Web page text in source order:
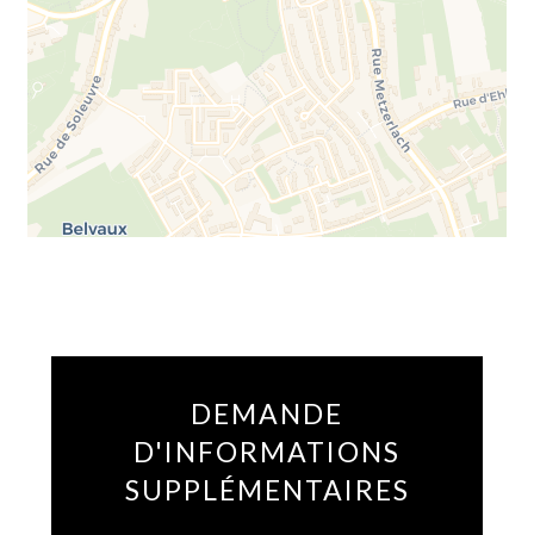
DEMANDE
D'INFORMATIONS
SUPPLÉMENTAIRES